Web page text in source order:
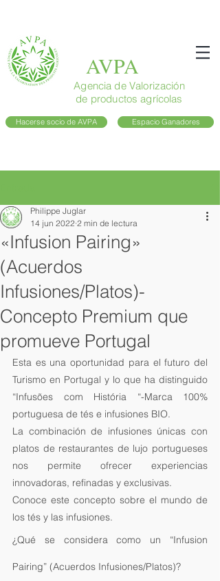
AVPA
Agencia de Valorización
de productos agrícolas
Hacerse socio de AVPA Espacio Ganadores
«Infusion Pairing»
(Acuerdos
Infusiones/Platos)-
Concepto Premium que
promueve Portugal
Philippe Juglar
14 jun 2022 2 min de lectura
Esta es una oportunidad para el futuro del
Turismo en Portugal y lo que ha distinguido
“Infusões com História “-Marca 100%
portuguesa de tés e infusiones BIO.
La combinación de infusiones únicas con
platos de restaurantes de lujo portugueses
nos permite ofrecer experiencias
innovadoras, refinadas y exclusivas.
Conoce este concepto sobre el mundo de
los tés y las infusiones.
¿Qué se considera como un “Infusion
Pairing” (Acuerdos Infusiones/Platos)?